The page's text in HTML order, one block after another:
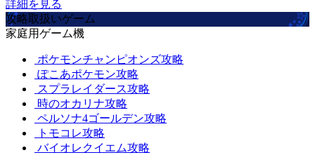
詳細を見る
攻略取扱いゲーム
家庭用ゲーム機
ポケモンチャンピオンズ攻略
ぽこあポケモン攻略
スプラレイダース攻略
時のオカリナ攻略
ペルソナ4ゴールデン攻略
トモコレ攻略
バイオレクイエム攻略